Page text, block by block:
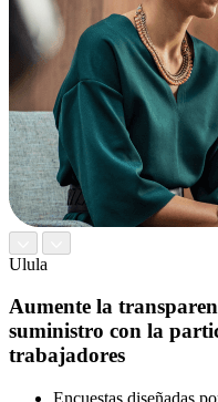
Ulula
Aumente la
suministro con la
trabajadores